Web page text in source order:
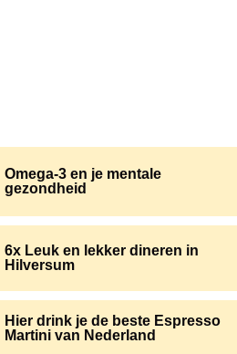
Omega-3 en je mentale
gezondheid
6x Leuk en lekker dineren in
Hilversum
Hier drink je de beste Espresso
Martini van Nederland